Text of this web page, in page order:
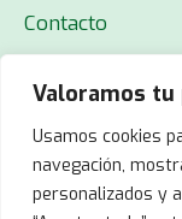
Valoramos tu
Usamos cookies
navegación,
personalizados y
Contacto